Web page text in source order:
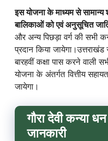
इस योजना के माध्यम से सामान्य
बालिकाओं को एवं अनुसूचित
और अन्य पिछड़ा वर्ग की सभी
प्रदान किया जायेगा।उत्तराखंड
बारहवीं कक्षा पास करने वाली
योजना के अंतर्गत वित्तीय
जायेगा।
गौरा देवी कन्या
जानकारी